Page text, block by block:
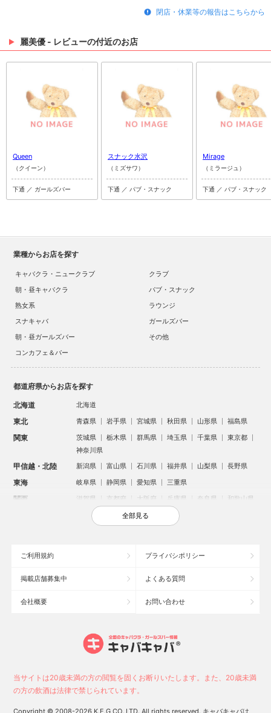
閉店・休業等の報告はこちらから
麗美優 - レビューの付近のお店
Queen
（クイーン）
下通 ／ ガールズバー
スナック水沢
（ミズサワ）
下通 ／ パブ・スナック
Mirage
（ミラージュ）
下通 ／ パブ・スナック
業種からお店を探す
キャバクラ・ニュークラブ
クラブ
朝・昼キャバクラ
パブ・スナック
熟女系
ラウンジ
スナキャバ
ガールズバー
朝・昼ガールズバー
その他
コンカフェ＆バー
都道府県からお店を探す
北海道 北海道
東北 青森県 岩手県 宮城県 秋田県 山形県 福島県
関東 茨城県 栃木県 群馬県 埼玉県 千葉県
東京都
神奈川県
甲信越・北陸 新潟県 富山県 石川県 福井県 山梨県 長野県
東海 岐阜県 静岡県 愛知県 三重県
関西 滋賀県 京都府 大阪府 兵庫県 奈良県 和歌山県
鳥取県 島根県 岡山県 広島県
沖縄県
大宮のキャバクラ
新潟市のキャバクラ
池袋駅（西口）のキャバクラ
中洲のキャバクラ
宇都宮市のキャバクラ
全部見る
ご利用規約 プライバシポリシー
掲載店舗募集中 よくある質問
会社概要 お問い合わせ
当サイトは20歳未満の方の閲覧を固くお断りいたします。また、20歳未満
の方の飲酒は法律で禁じられています。
Copyright © 2008-2026 K.E.G CO.,LTD. All rights reserved. キャバキャバは、